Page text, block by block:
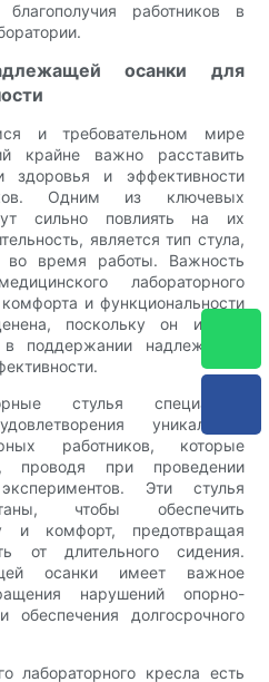
работников в
осанки для
и требовательном мире
крайне важно расставить
здоровья и эффективности
Одним из ключевых
сильно повлиять на их
является тип стула,
во время работы. Важность
лабораторного
и функциональности
поскольку он играет
поддержании надлежащей
стулья специально
уникальных
работников, которые
проводя при проведении
Эти стулья
чтобы обеспечить
и комфорт, предотвращая
от длительного сидения.
осанки имеет важное
нарушений опорно-
обеспечения долгосрочного
лабораторного кресла есть